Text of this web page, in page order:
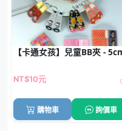
【卡通女孩】兒童BB夾 -
NT$10元
購物車 詢價車